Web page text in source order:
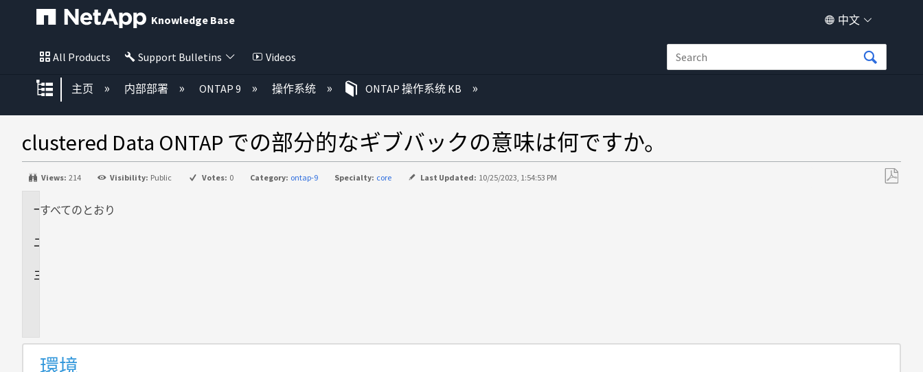
Knowledge Base 中文
All Products Support Bulletins Videos
扩展/隐缩全局层次
主页 内部部署 ONTAP 9 操作系统 ONTAP 操作系统 KB
clustered Data ONTAP での部分的なギブバックの意味は何ですか。
Views: 214 Visibility: Public Votes: 0 Category: ontap-9 Specialty: core Last Updated: 10/25/2023, 1:54:53 PM
環
すべてのとおり
環境